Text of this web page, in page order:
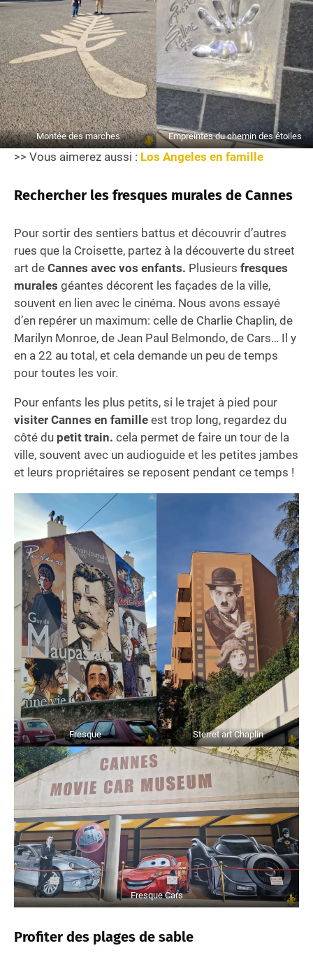
Montée des marches Empreintes du chemin des étoiles
>> Vous aimerez aussi : Los Angeles en famille
Rechercher les fresques murales de Cannes
Pour sortir des sentiers battus et découvrir d’autres
rues que la Croisette, partez à la découverte du street
art de Cannes avec vos enfants. Plusieurs fresques
murales géantes décorent les façades de la ville,
souvent en lien avec le cinéma. Nous avons essayé
d’en repérer un maximum: celle de Charlie Chaplin, de
Marilyn Monroe, de Jean Paul Belmondo, de Cars… Il y
en a 22 au total, et cela demande un peu de temps
pour toutes les voir.
Pour enfants les plus petits, si le trajet à pied pour
visiter Cannes en famille est trop long, regardez du
côté du petit train. cela permet de faire un tour de la
ville, souvent avec un audioguide et les petites jambes
et leurs propriétaires se reposent pendant ce temps !
Fresque Sterret art Chaplin
Fresque Cars
Profiter des plages de sable